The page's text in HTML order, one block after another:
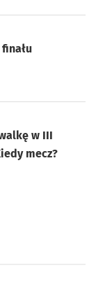
w III
mecz?